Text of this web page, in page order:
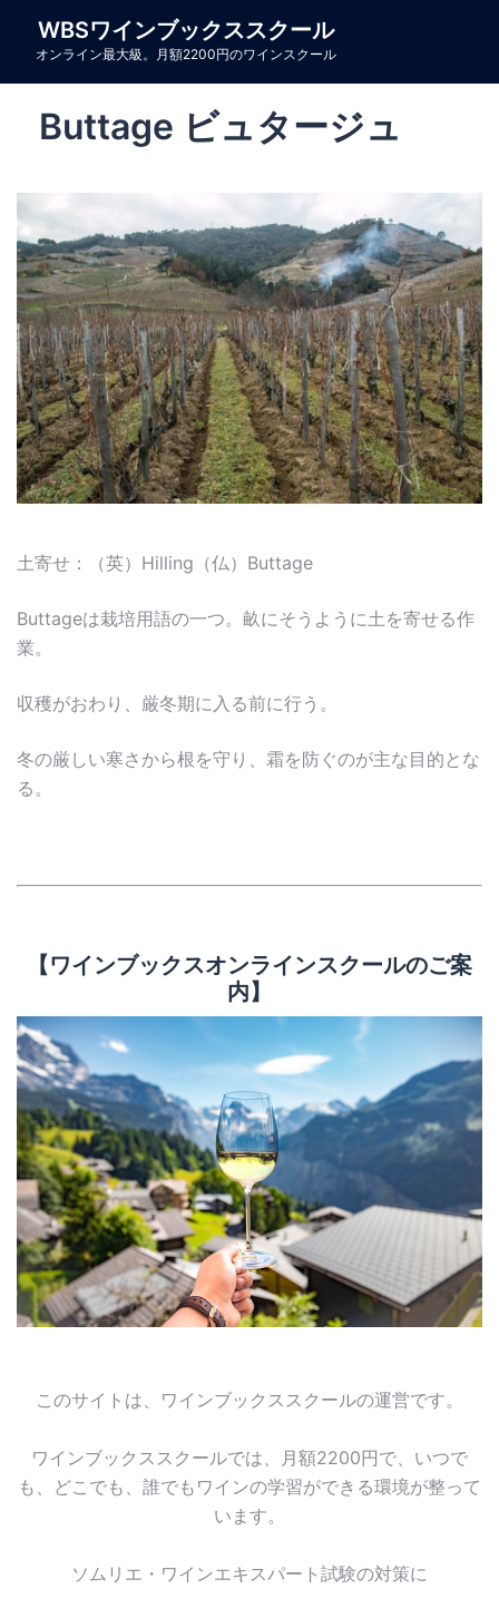
WBSワインブックススクール
オンライン最大級。月額2200円のワインスクール
Buttage ビュタージュ
土寄せ：（英）Hilling（仏）Buttage
Buttageは栽培用語の一つ。畝にそうように土を寄せる作
業。
収穫がおわり、厳冬期に入る前に行う。
冬の厳しい寒さから根を守り、霜を防ぐのが主な目的とな
る。
【ワインブックスオンラインスクールのご案
内】
このサイトは、ワインブックススクールの運営です。
ワインブックススクールでは、月額2200円で、いつで
も、どこでも、誰でもワインの学習ができる環境が整って
います。
ソムリエ・ワインエキスパート試験の対策に